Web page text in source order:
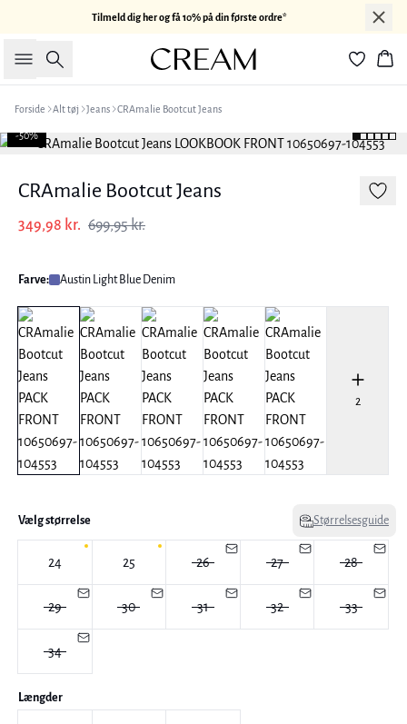
Tilmeld dig her og få 10% på din første ordre*
Søg
Forside Alt tøj Jeans CRAmalie Bootcut Jeans
-50%
CRAmalie Bootcut Jeans
349,98 kr. 699,95 kr.
Farve: Austin Light Blue Denim
2
Vælg størrelse Størrelsesguide
24 25 26 27 28
29 30 31 32 33
34
Længder